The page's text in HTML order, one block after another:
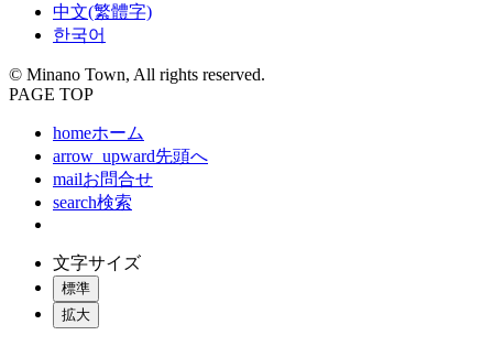
中文(繁體字)
한국어
© Minano Town, All rights reserved.
PAGE TOP
homeホーム
arrow_upward先頭へ
mailお問合せ
search検索
文字サイズ
標準
拡大